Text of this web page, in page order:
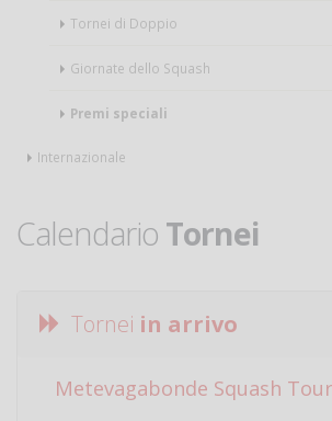
Tornei di Doppio
Giornate dello Squash
Premi speciali
Internazionale
Calendario Tornei
Tornei in arrivo
Metevagabonde Squash